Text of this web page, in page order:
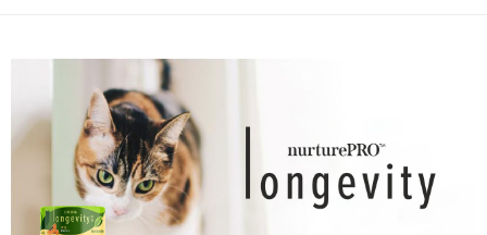
「AFTEE先享後付」，若未經同意申辦者引起之損失，本公司不負相關責
４．使用「AFTEE先享後付」時，將依據個別帳號之用戶狀況，依本公司即
時審查核予不同之上限額度；若仍有額度不足之情形，本公司將視審查結果
請求用戶進行身份認證。
５．嚴禁一人註冊多個帳號或使用他人資訊註冊。若發現惡意使用之情形，
恩沛科技股份有限公司將有權停止該用戶之使用額度並採取法律行動。
每筆NT$180